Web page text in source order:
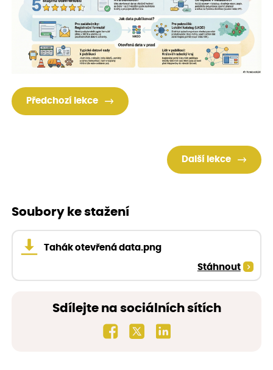
Předchozí lekce
Další lekce
Soubory ke stažení
Tahák otevřená data.png
Stáhnout
Sdílejte na sociálních sítích